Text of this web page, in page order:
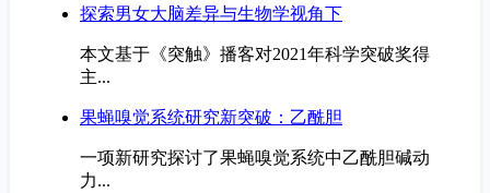
探索男女大脑差异与生物学视角下
本文基于《突触》播客对2021年科学突破奖得
主...
果蝇嗅觉系统研究新突破：乙酰胆
一项新研究探讨了果蝇嗅觉系统中乙酰胆碱动
力...